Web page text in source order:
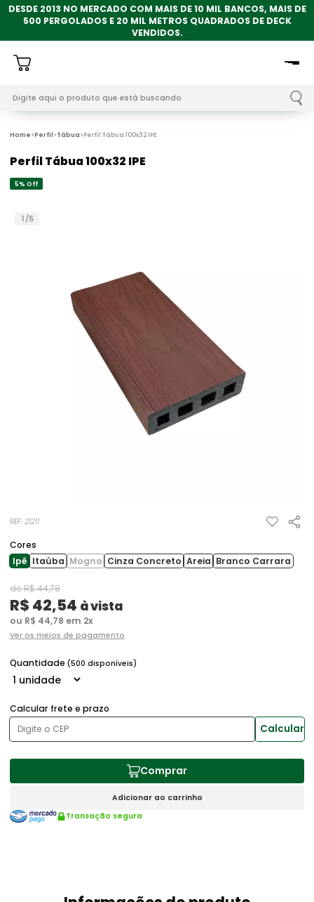
DESDE 2013 NO MERCADO COM MAIS DE 10 MIL BANCOS, MAIS DE
500 PERGOLADOS E 20 MIL METROS QUADRADOS DE DECK
VENDIDOS.
Home Perfil Tábua Perfil Tábua 100x32 IPE
Perfil Tábua 100x32 IPE
5% Off
1 /5
REF: 21211
de R$ 44,78
R$ 42,54 à vista
ou R$ 44,78 em 2x
Ver os meios de pagamento
Cores
Ipê Itaúba Mogno Cinza Concreto Areia Branco Carrara
Quantidade (500 disponíveis)
Calcular frete e prazo
Calcular
Comprar
Adicionar ao carrinho
Transação segura